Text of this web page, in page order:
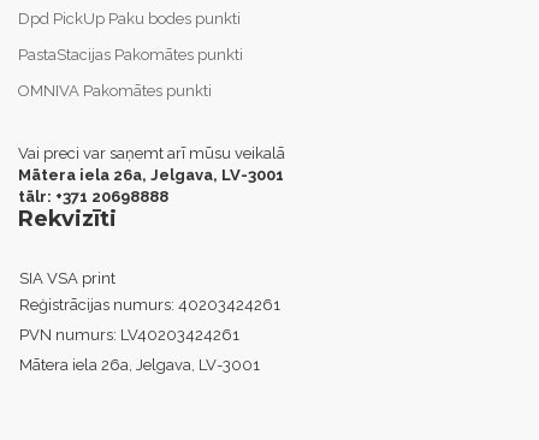
Dpd PickUp Paku bodes punkti
PastaStacijas Pakomātes punkti
OMNIVA Pakomātes punkti
Vai preci var saņemt arī mūsu veikalā
Mātera iela 26a, Jelgava, LV-3001
tālr: +371 20698888
Rekvizīti
SIA VSA print
Reģistrācijas numurs: 40203424261
PVN numurs: LV40203424261
Mātera iela 26a, Jelgava, LV-3001